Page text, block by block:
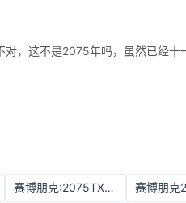
，这不是2075年吗，虽然已经十
赛博朋克:2075TXT下载百度网盘